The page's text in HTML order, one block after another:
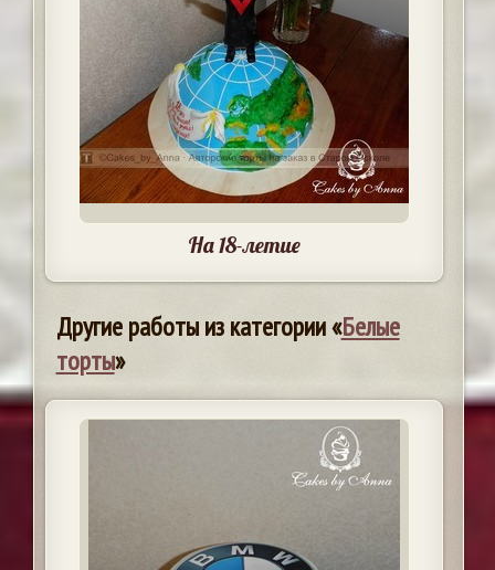
На 18-летие
Другие работы из категории «Белые
торты»